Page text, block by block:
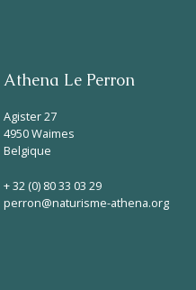
Athena Le Perron
Agister 27
4950 Waimes
Belgique
+ 32 (0) 80 33 03 29
perron@naturisme-athena.org